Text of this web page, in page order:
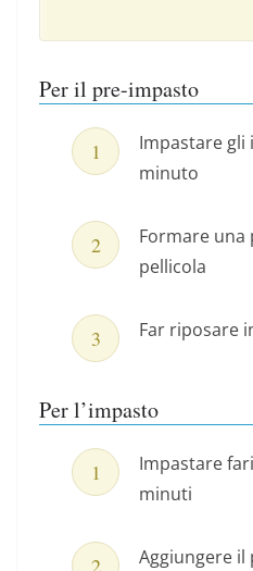
Per il pre-impasto
Impastare
minuto
Formare una
pellicola
Far riposare
Per l’impasto
Impastare
minuti
Aggiungere il